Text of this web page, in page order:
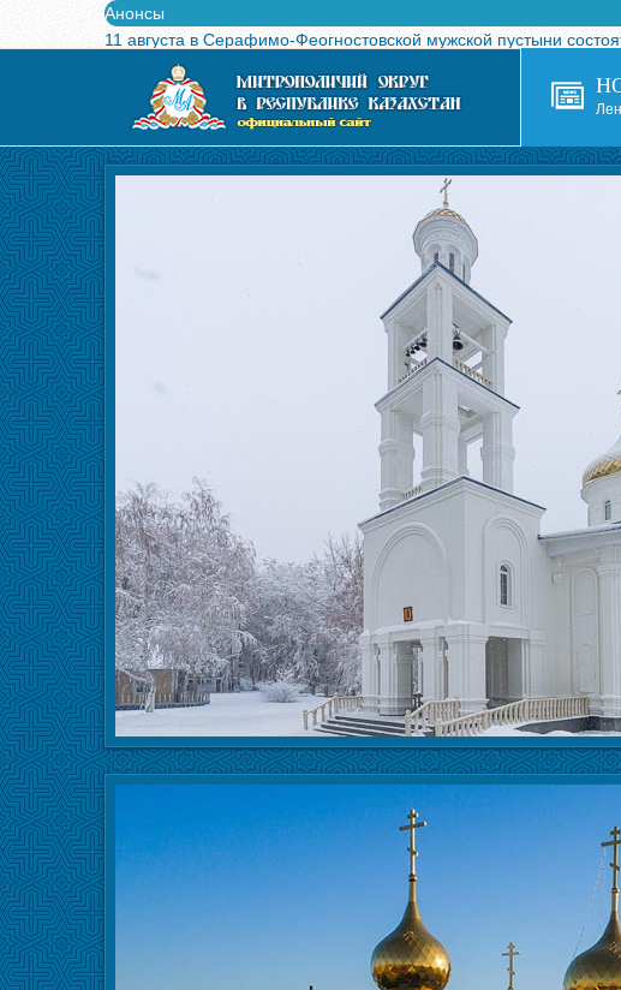
Анонсы
11 августа в Серафимо-Феогностовской мужской пустыни
Выпущен в свет буклет о проведении Международного турнира
Вышел в свет новый номер журнала «Свет Православия в
Вышла в свет монография «Управляющие Алма-Атинской
Алма-Атинская духовная семинария объявляет прием